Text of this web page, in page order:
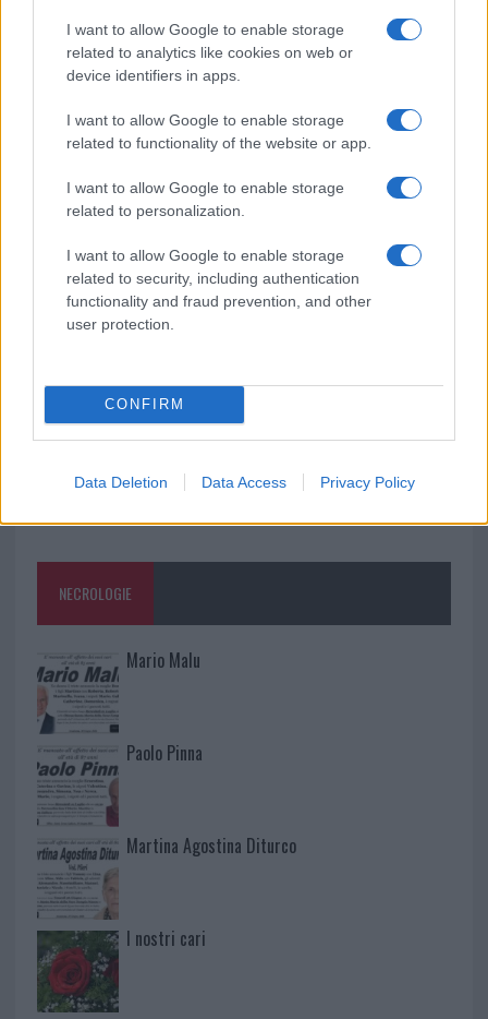
I want to allow Google to enable storage
related to analytics like cookies on web or
device identifiers in apps.
I want to allow Google to enable storage
related to functionality of the website or app.
I want to allow Google to enable storage
related to personalization.
I want to allow Google to enable storage
related to security, including authentication
functionality and fraud prevention, and other
user protection.
CONFIRM
Data Deletion Data Access Privacy Policy
esplode la protesta
soluzione ideale per la casa e l’ufficio
Monte Pino, la fine di un lungo dolore: storia e
rinascita della strada che segnò la Gallura
Raid nelle campagne di Berchidda, rischio per
la rete elettrica
NECROLOGIE
Mario Malu
Paolo Pinna
Martina Agostina Diturco
I nostri cari